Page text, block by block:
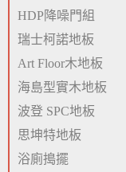
HDP降噪門組
瑞士柯諾地板
Art Floor木地板
海島型實木地板
波登 SPC地板
思坤特地板
浴廁搗擺